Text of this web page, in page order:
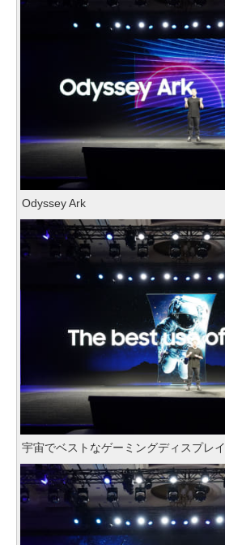
Odyssey Ark
宇宙でベストなゲーミングディスプレイ